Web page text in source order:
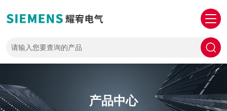
产品中心